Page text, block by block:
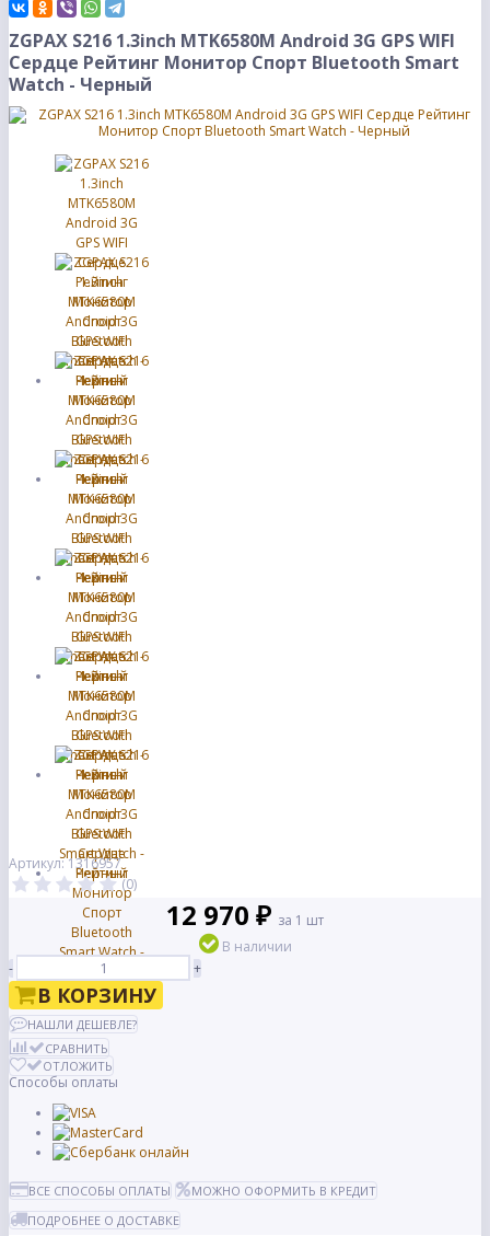
ZGPAX S216 1.3inch MTK6580M Android 3G GPS WIFI
Сердце Рейтинг Монитор Спорт Bluetooth Smart
Watch - Черный
Артикул: 1316957
(0)
12 970 ₽ за 1 шт
В наличии
-
+
В КОРЗИНУ
НАШЛИ ДЕШЕВЛЕ?
СРАВНИТЬ
ОТЛОЖИТЬ
Способы оплаты
ВСЕ СПОСОБЫ ОПЛАТЫ
МОЖНО ОФОРМИТЬ В КРЕДИТ
ПОДРОБНЕЕ О ДОСТАВКЕ